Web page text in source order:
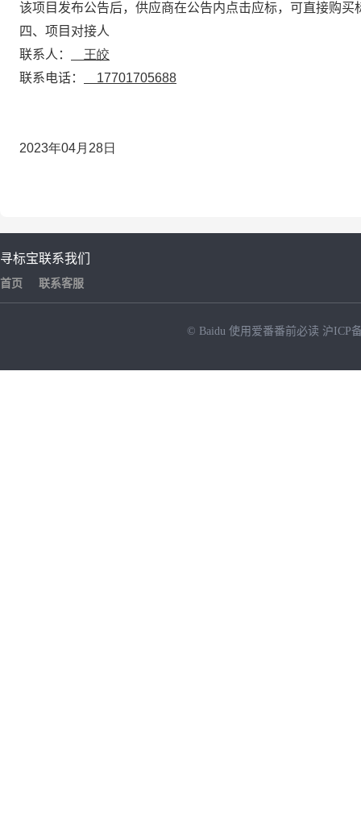
该项目发布公告后，供应商在公告内点击应标，可直接购买
四、项目对接人
联系人：
王皎
联系电话：
17701705688
2023年04月28日
寻标宝
首页
联系我们
联系客服
© Baidu 使用爱番番前必读 沪ICP